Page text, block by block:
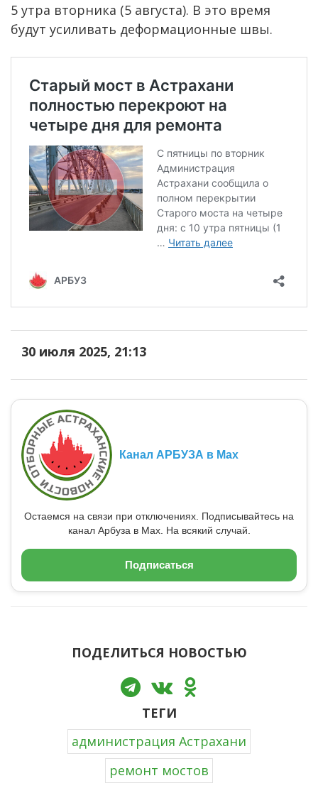
5 утра вторника (5 августа). В это время
будут усиливать деформационные швы.
30 июля 2025, 21:13
Канал АРБУЗА в Max
Остаемся на связи при отключениях. Подписывайтесь на
канал Арбуза в Max. На всякий случай.
Подписаться
ПОДЕЛИТЬСЯ НОВОСТЬЮ
ТЕГИ
администрация Астрахани
ремонт мостов